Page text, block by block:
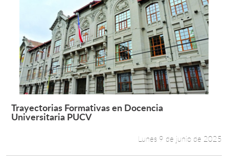
Leer más +
Trayectorias Formativas en Docencia
Universitaria PUCV
Lunes 9 de junio de 2025